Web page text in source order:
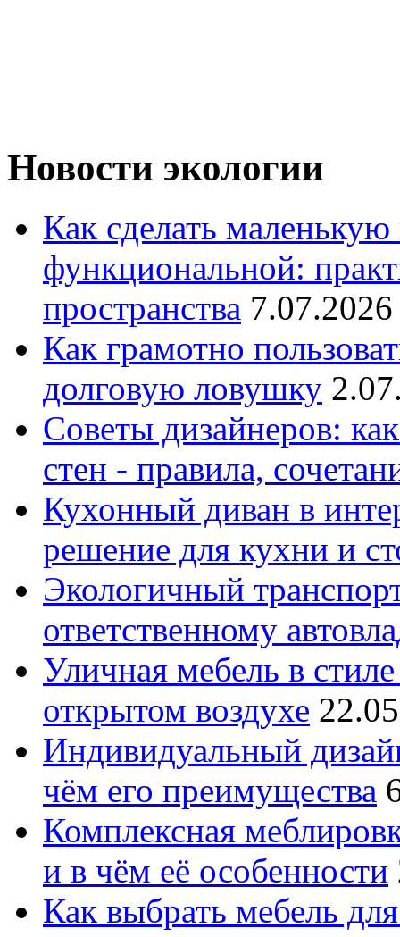
Новости экологии
Как сделать
функциональной:
пространства
Как грамотно
долговую ловушку
Советы дизайнеров:
стен - правила,
Кухонный диван в
решение для кухни и
Экологичный
ответственному
Уличная мебель в
открытом воздухе
Индивидуальный
чём его преимущества
Комплексная
и в чём её особенности
Как выбрать мебель